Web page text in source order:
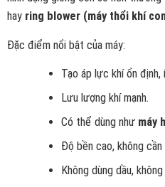
hay ring blower (máy thổi khí
Đặc điểm nổi bật của máy:
Tạo áp lực khí ổn định,
Lưu lượng khí mạnh.
Có thể dùng như máy
Độ bền cao, không cần
Không dùng dầu,